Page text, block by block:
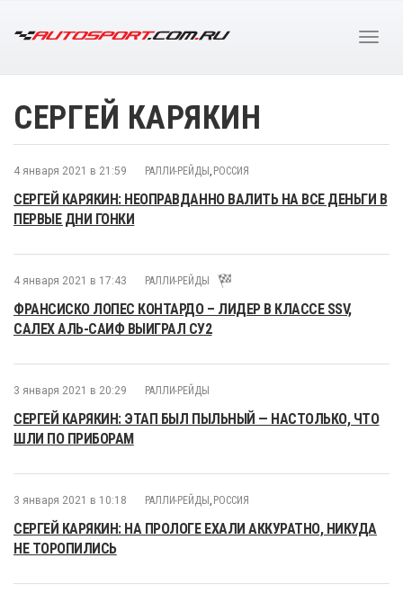
СЕРГЕЙ КАРЯКИН
4 января 2021 в 21:59 РАЛЛИ-РЕЙДЫ , РОССИЯ
СЕРГЕЙ КАРЯКИН: НЕОПРАВДАННО ВАЛИТЬ НА ВСЕ ДЕНЬГИ В
ПЕРВЫЕ ДНИ ГОНКИ
4 января 2021 в 17:43 РАЛЛИ-РЕЙДЫ
ФРАНСИСКО ЛОПЕС КОНТАРДО – ЛИДЕР В КЛАССЕ SSV,
САЛЕХ АЛЬ-САИФ ВЫИГРАЛ СУ2
3 января 2021 в 20:29 РАЛЛИ-РЕЙДЫ
СЕРГЕЙ КАРЯКИН: ЭТАП БЫЛ ПЫЛЬНЫЙ — НАСТОЛЬКО, ЧТО
ШЛИ ПО ПРИБОРАМ
3 января 2021 в 10:18 РАЛЛИ-РЕЙДЫ , РОССИЯ
СЕРГЕЙ КАРЯКИН: НА ПРОЛОГЕ ЕХАЛИ АККУРАТНО, НИКУДА
НЕ ТОРОПИЛИСЬ